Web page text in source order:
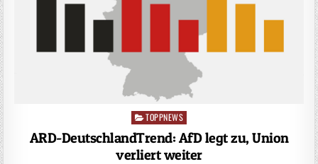
Posted
in
TOPPNEWS
ARD-DeutschlandTrend: AfD legt zu, Union
verliert weiter